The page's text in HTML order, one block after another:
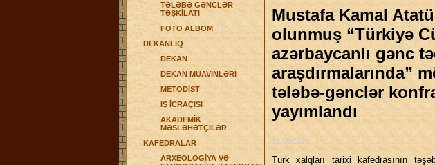
TƏLƏBƏ GƏNCLƏR
TƏŞKİLATI
FOTO ALBOM
DEKANLIQ
DEKAN
DEKAN MÜAVİNLƏRİ
METODİST
IŞ İCRAÇISI
AKADEMİK
MƏSLƏHƏTÇİLƏR
KAFEDRALAR
ARXEOLOGİYA VƏ
Mustafa Kamal
olunmuş “Türkiyə
azərbaycanlı gənc
araşdırmalarında”
tələbə-gənclər
yayımlandı
18/05/2016
Türk xalqları tarixi kafedrasının